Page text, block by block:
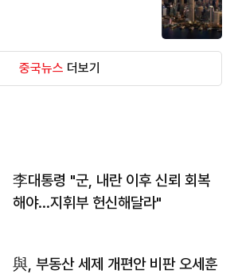
중국뉴스 더보기
李대통령 "군, 내란 이후 신뢰 회복
해야…지휘부 헌신해달라"
與, 부동산 세제 개편안 비판 오세훈